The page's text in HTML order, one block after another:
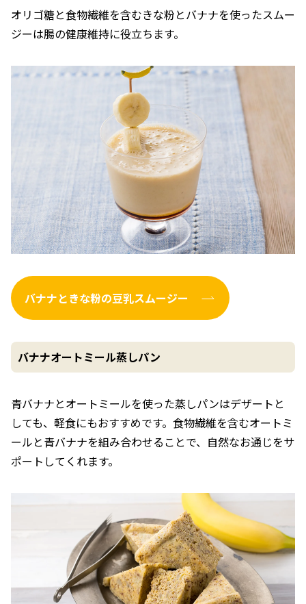
オリゴ糖と食物繊維を含むきな粉とバナナを使ったスムー
ジーは腸の健康維持に役立ちます。
バナナときな粉の豆乳スムージー
バナナオートミール蒸しパン
青バナナとオートミールを使った蒸しパンはデザートと
しても、軽食にもおすすめです。食物繊維を含むオートミ
ールと青バナナを組み合わせることで、自然なお通じをサ
ポートしてくれます。